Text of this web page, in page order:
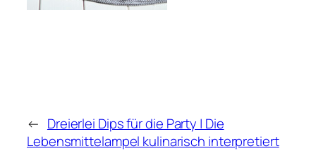
← Dreierlei Dips für die Party | Die
Lebensmittelampel kulinarisch interpretiert